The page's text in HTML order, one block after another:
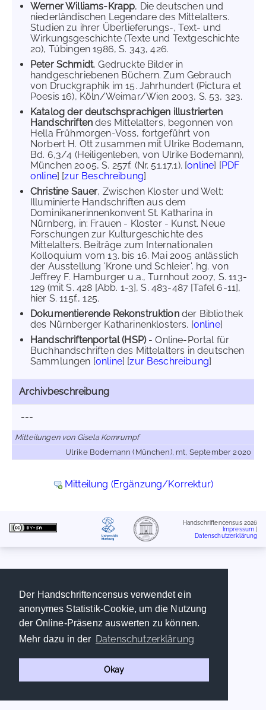
Der Handschriftencensus verwendet ein
anonymes Statistik-Cookie, um die Nutzung
der Online-Präsenz auswerten zu können.
Mehr dazu in der Datenschutzerklärung
Okay
Werner Williams-Krapp, Die deutschen und
niederländischen Legendare des Mittelalters.
Studien zu ihrer Überlieferungs-, Text- und
Wirkungsgeschichte (Texte und Textgeschichte
20), Tübingen 1986, S. 343, 426.
Peter Schmidt, Gedruckte Bilder in
handgeschriebenen Büchern. Zum Gebrauch
von Druckgraphik im 15. Jahrhundert (Pictura et
Poesis 16), Köln/Weimar/Wien 2003, S. 53, 323.
Katalog der deutschsprachigen illustrierten
Handschriften des Mittelalters, begonnen von
Hella Frühmorgen-Voss, fortgeführt von
Norbert H. Ott zusammen mit Ulrike Bodemann,
Bd. 6,3/4 (Heiligenleben, von Ulrike Bodemann),
München 2005, S. 257f. (Nr. 51.17.1). [online] [PDF
online] [zur Beschreibung]
Christine Sauer, Zwischen Kloster und Welt:
Illuminierte Handschriften aus dem
Dominikanerinnenkonvent St. Katharina in
Nürnberg, in: Frauen - Kloster - Kunst. Neue
Forschungen zur Kulturgeschichte des
Mittelalters. Beiträge zum Internationalen
Kolloquium vom 13. bis 16. Mai 2005 anlässlich
der Ausstellung 'Krone und Schleier', hg. von
Jeffrey F. Hamburger u.a., Turnhout 2007, S. 113-
129 (mit S. 428 [Abb. 1-3], S. 483-487 [Tafel 6-11],
hier S. 115f., 125.
Dokumentierende Rekonstruktion der Bibliothek
des Nürnberger Katharinenklosters. [online]
Handschriftenportal (HSP)- Online-Portal für
Buchhandschriften des Mittelalters in deutschen
Sammlungen [online] [zur Beschreibung]
Archivbeschreibung
---
Mitteilungen von Gisela Kornrumpf
Ulrike Bodemann (München), mt, September 2020
Mitteilung (Ergänzung/Korrektur)
Handschriftencensus 2026
Impressum
Datenschutzerklärung